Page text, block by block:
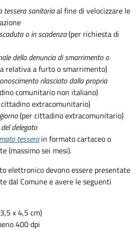
tessera sanitariaal fine di velocizzare le
o in scadenza(per richiesta di
della denuncia di smarrimento o
relativa a furto o smarrimento)
rilasciato dalla propria
comunitario non italiano)
extracomunitario)
(per cittadino extracomunitario)
delegato
tessera in formato cartaceo o
(massimo sei mesi).
elettronico devono essere presentate
dal Comune e avere le seguenti
x 4,5 cm)
400 dpi